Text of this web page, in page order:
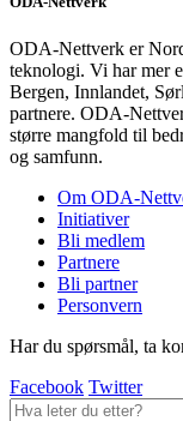
ODA-Nettverk er
teknologi. Vi har mer
Bergen, Innlandet,
partnere. ODA-
større mangfold til
og samfunn.
Om ODA-
Initiativer
Bli medlem
Partnere
Bli partner
Personvern
Har du spørsmål, ta
Facebook Twitter